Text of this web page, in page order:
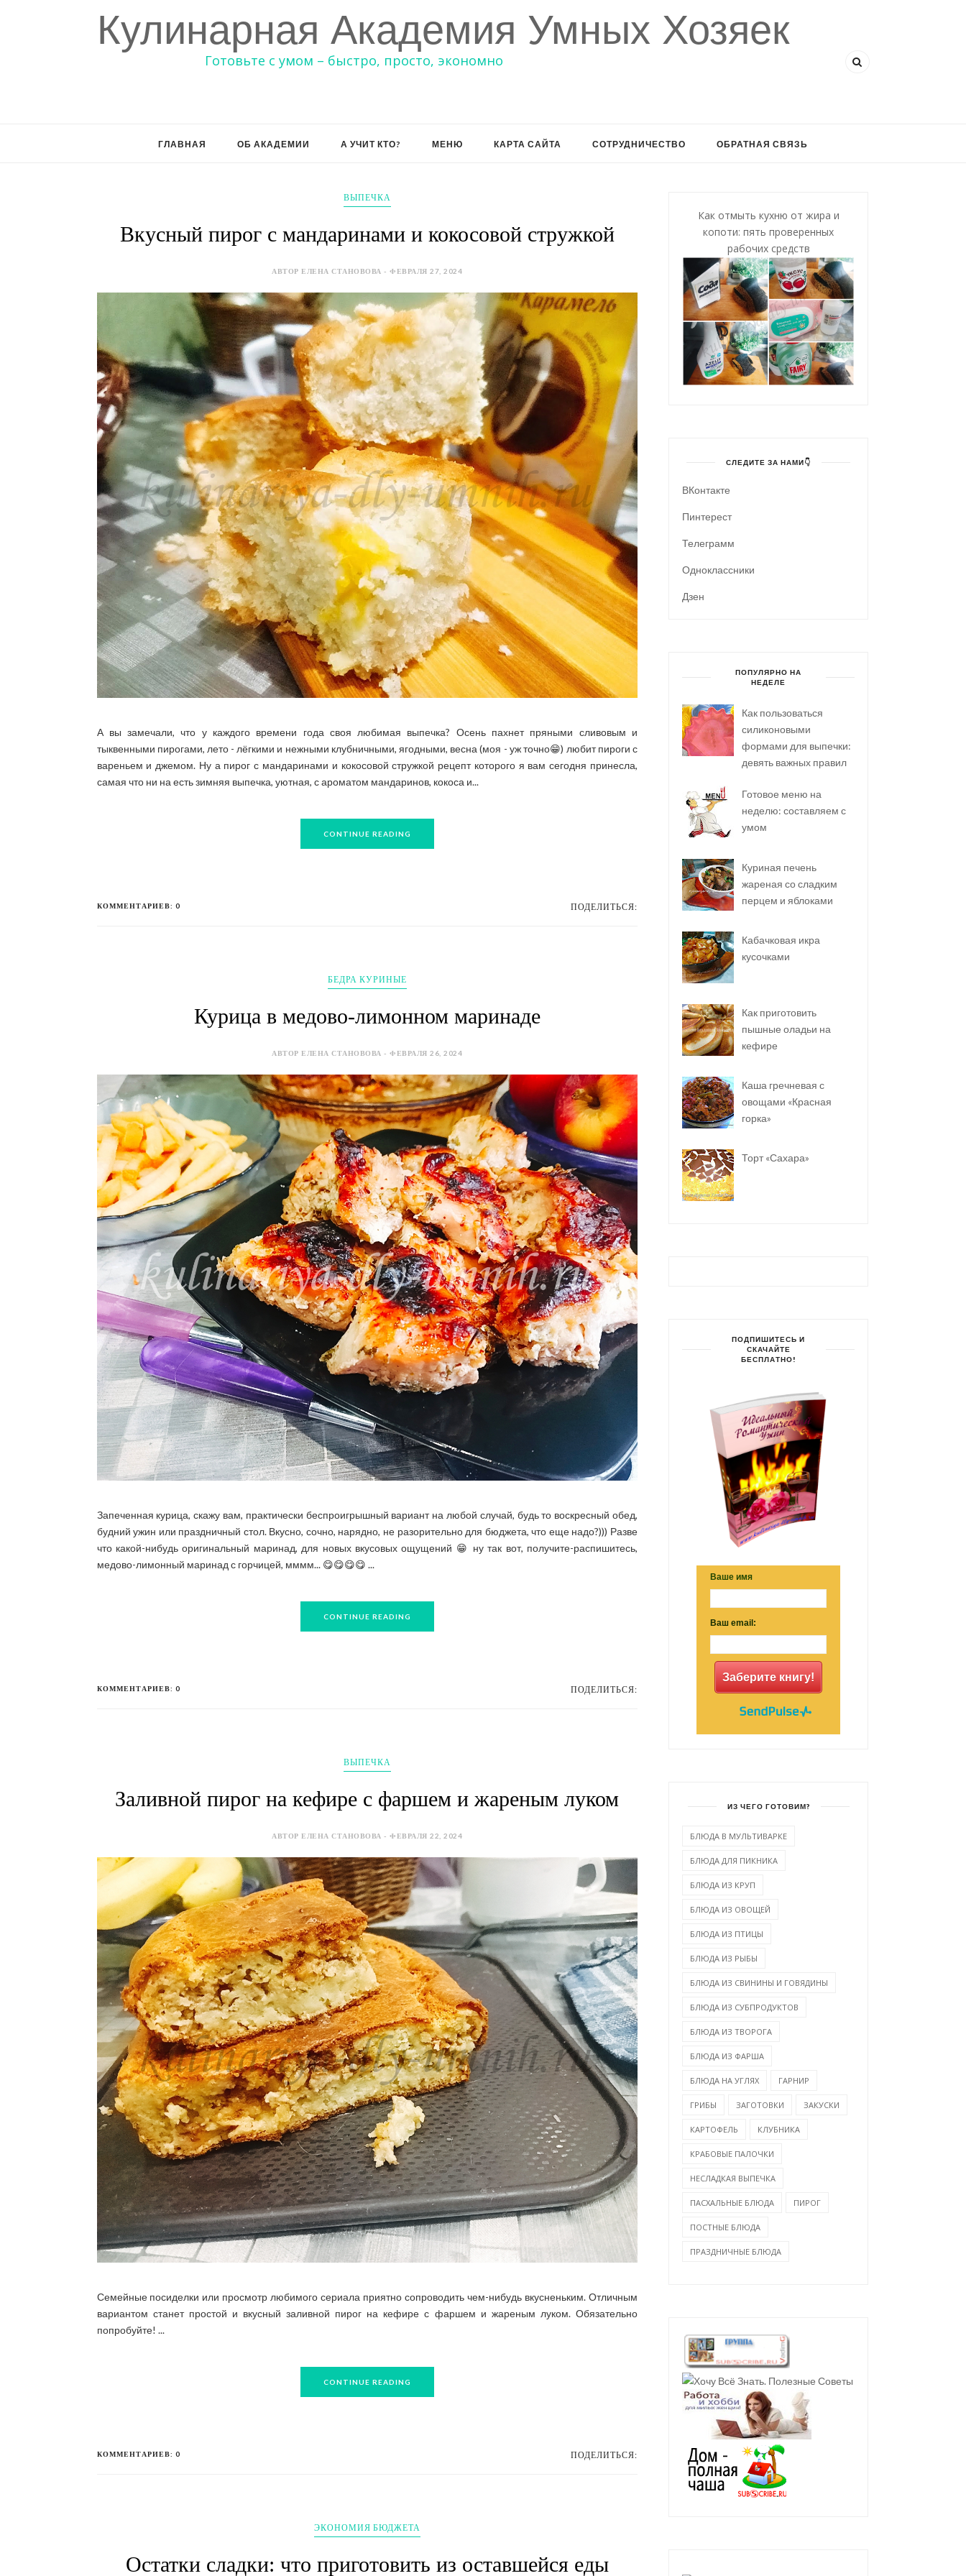
Кулинарная Академия Умных Хозяек
Готовьте с умом – быстро, просто, экономно
ГЛАВНАЯ ОБ АКАДЕМИИ А УЧИТ КТО? МЕНЮ КАРТА САЙТА СОТРУДНИЧЕСТВО ОБРАТНАЯ СВЯЗЬ
ВЫПЕЧКА
Вкусный пирог с мандаринами и кокосовой стружкой
АВТОР ЕЛЕНА СТАНОВОВА - ФЕВРАЛЯ 27, 2024
А вы замечали, что у каждого времени года своя любимая выпечка? Осень пахнет пряными сливовым и
тыквенными пирогами, лето - лёгкими и нежными клубничными, ягодными, весна (моя - уж точно😁) любит пироги с
вареньем и джемом. Ну а пирог с мандаринами и кокосовой стружкой рецепт которого я вам сегодня принесла,
самая что ни на есть зимняя выпечка, уютная, с ароматом мандаринов, кокоса и...
CONTINUE READING
КОММЕНТАРИЕВ: 0 ПОДЕЛИТЬСЯ:
БЕДРА КУРИНЫЕ
Курица в медово-лимонном маринаде
АВТОР ЕЛЕНА СТАНОВОВА - ФЕВРАЛЯ 26, 2024
Запеченная курица, скажу вам, практически беспроигрышный вариант на любой случай, будь то воскресный обед,
будний ужин или праздничный стол. Вкусно, сочно, нарядно, не разорительно для бюджета, что еще надо?))) Разве
что какой-нибудь оригинальный маринад, для новых вкусовых ощущений 😁 ну так вот, получите-распишитесь,
медово-лимонный маринад с горчицей, мммм... 😋😋😋😋 ...
CONTINUE READING
КОММЕНТАРИЕВ: 0 ПОДЕЛИТЬСЯ:
ВЫПЕЧКА
Заливной пирог на кефире с фаршем и жареным луком
АВТОР ЕЛЕНА СТАНОВОВА - ФЕВРАЛЯ 22, 2024
Семейные посиделки или просмотр любимого сериала приятно сопроводить чем-нибудь вкусненьким. Отличным
вариантом станет простой и вкусный заливной пирог на кефире с фаршем и жареным луком. Обязательно
попробуйте! ...
CONTINUE READING
КОММЕНТАРИЕВ: 0 ПОДЕЛИТЬСЯ:
ЭКОНОМИЯ БЮДЖЕТА
Остатки сладки: что приготовить из оставшейся еды
Как отмыть кухню от жира и
копоти: пять проверенных
рабочих средств
СЛЕДИТЕ ЗА НАМИ👇
ВКонтакте
Пинтерест
Телеграмм
Одноклассники
Дзен
ПОПУЛЯРНО НА
НЕДЕЛЕ
Как пользоваться
силиконовыми
формами для выпечки:
девять важных правил
Готовое меню на
неделю: составляем с
умом
Куриная печень
жареная со сладким
перцем и яблоками
Кабачковая икра
кусочками
Как приготовить
пышные оладьи на
кефире
Каша гречневая с
овощами «Красная
горка»
Торт «Сахара»
ПОДПИШИТЕСЬ И
СКАЧАЙТЕ
БЕСПЛАТНО!
Ваше имя
Ваш email:
Заберите книгу!
ИЗ ЧЕГО ГОТОВИМ?
БЛЮДА В МУЛЬТИВАРКЕ
БЛЮДА ДЛЯ ПИКНИКА
БЛЮДА ИЗ КРУП
БЛЮДА ИЗ ОВОЩЕЙ
БЛЮДА ИЗ ПТИЦЫ
БЛЮДА ИЗ РЫБЫ
БЛЮДА ИЗ СВИНИНЫ И ГОВЯДИНЫ
БЛЮДА ИЗ СУБПРОДУКТОВ
БЛЮДА ИЗ ТВОРОГА
БЛЮДА ИЗ ФАРША
БЛЮДА НА УГЛЯХ ГАРНИР
ГРИБЫ ЗАГОТОВКИ ЗАКУСКИ
КАРТОФЕЛЬ КЛУБНИКА
КРАБОВЫЕ ПАЛОЧКИ
НЕСЛАДКАЯ ВЫПЕЧКА
ПАСХАЛЬНЫЕ БЛЮДА ПИРОГ
ПОСТНЫЕ БЛЮДА
ПРАЗДНИЧНЫЕ БЛЮДА